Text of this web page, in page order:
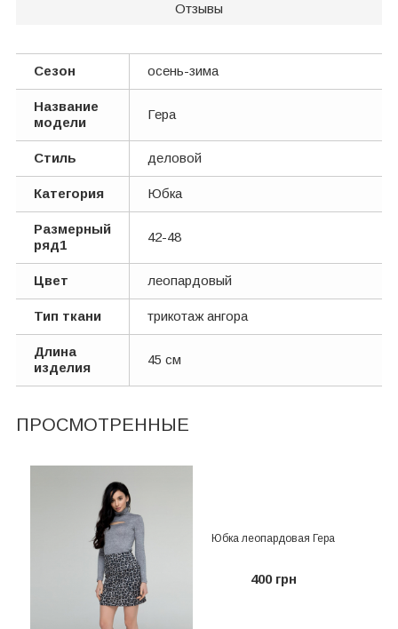
Отзывы
Сезон осень-зима
Название
модели
Гера
Стиль деловой
Категория Юбка
Размерный
ряд1
42-48
Цвет леопардовый
Тип ткани трикотаж ангора
Длина
изделия
45 см
ПРОСМОТРЕННЫЕ
Юбка леопардовая Гера
400 грн